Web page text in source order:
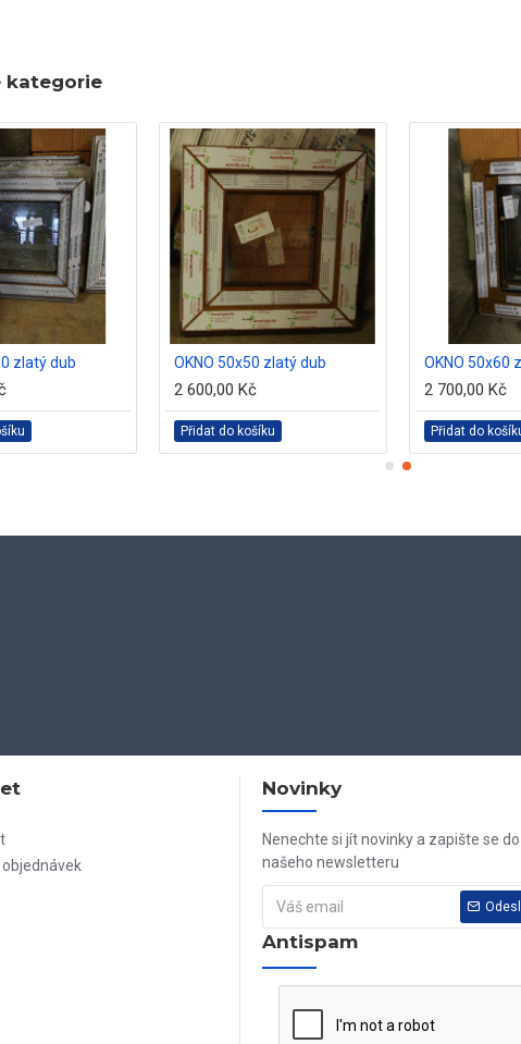
kategorie
zlatý dub OKNO 50x50 zlatý dub
2 600,00 Kč
Přidat do košíku
OKNO 50x60
2 700,00 Kč
Přidat do
objednávek
Novinky
Nenechte si jít novinky a zapište se do
našeho newsletteru
Antispam